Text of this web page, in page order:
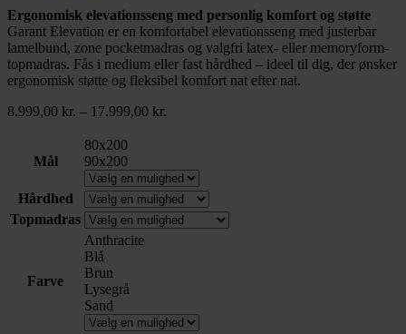
Ergonomisk elevationsseng med personlig komfort og støtte
Garant Elevation er en komfortabel elevationsseng med justerbar
lamelbund, zone pocketmadras og valgfri latex- eller memoryform-
topmadras. Fås i medium eller fast hårdhed – ideel til dig, der ønsker
ergonomisk støtte og fleksibel komfort nat efter nat.
8.999,00 kr. – 17.999,00 kr.
Mål
80x200
90x200
Hårdhed
Topmadras
Farve
Anthracite
Blå
Brun
Lysegrå
Sand